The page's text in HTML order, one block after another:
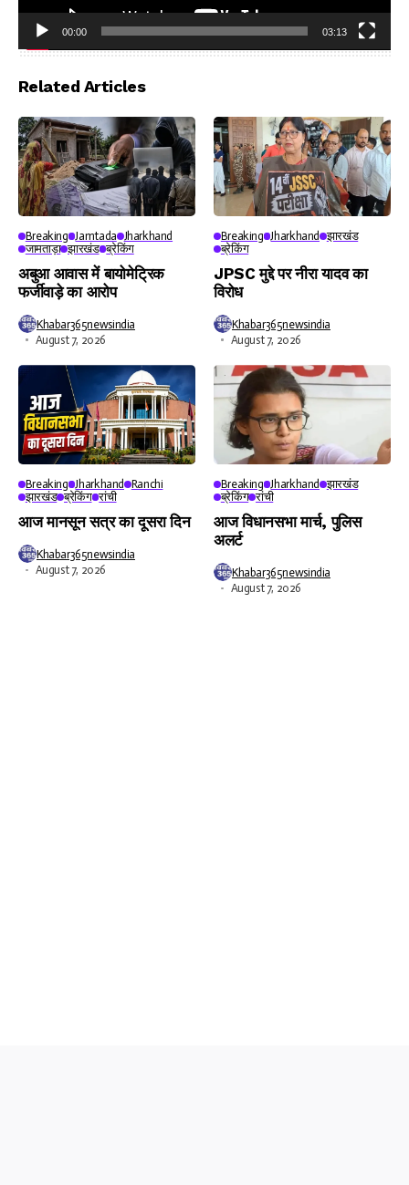
Player
00:00 03:13
Related Articles
Breaking Jamtada Jharkhand
जामताड़ा झारखंड ब्रेकिंग
अबुआ आवास में बायोमेट्रिक
फर्जीवाड़े का आरोप
Khabar365newsindia
August 7, 2026
Breaking Jharkhand
झारखंड
ब्रेकिंग
JPSC मुद्दे पर नीरा यादव का
विरोध
Khabar365newsindia
August 7, 2026
Breaking Jharkhand
Ranchi
झारखंड ब्रेकिंग रांची
आज मानसून सत्र का दूसरा दिन
Khabar365newsindia
August 7, 2026
Breaking Jharkhand
झारखंड
ब्रेकिंग रांची
आज विधानसभा मार्च, पुलिस
अलर्ट
Khabar365newsindia
August 7, 2026